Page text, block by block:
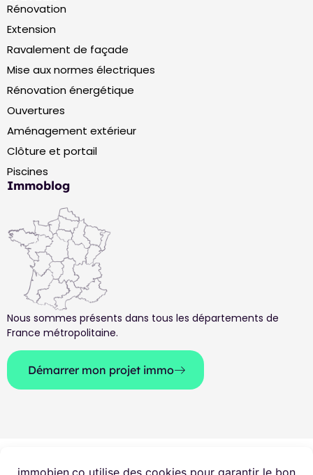
Rénovation
Extension
Ravalement de façade
Mise aux normes électriques
Rénovation énergétique
Ouvertures
Aménagement extérieur
Clôture et portail
Piscines
Immoblog
Nous sommes présents dans tous les départements de
France métropolitaine.
Démarrer mon projet immo